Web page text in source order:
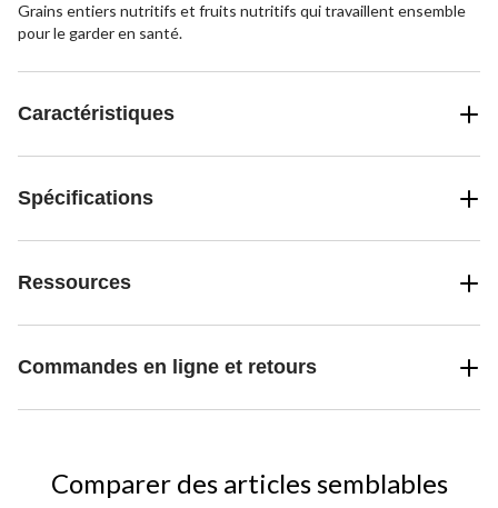
Grains entiers nutritifs et fruits nutritifs qui travaillent ensemble
pour le garder en santé.
Caractéristiques
Spécifications
Ressources
Commandes en ligne et retours
Comparer des articles semblables